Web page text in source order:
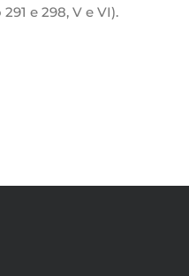
e 298, V e VI).